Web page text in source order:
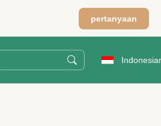
pertanyaan